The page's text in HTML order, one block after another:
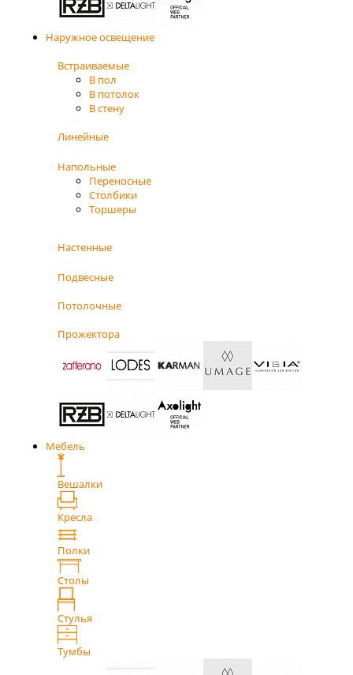
Наружное освещение
Встраиваемые
В пол
В потолок
В стену
Линейные
Напольные
Переносные
Столбики
Торшеры
Настенные
Подвесные
Потолочные
Прожектора
Мебель
Вешалки
Кресла
Полки
Столы
Стулья
Тумбы